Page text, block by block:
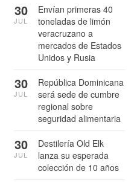
Envían primeras 40
toneladas de limón
veracruzano a
mercados de Estados
Unidos y Rusia
30
JUL
República Dominicana
será sede de cumbre
regional sobre
seguridad alimentaria
30
JUL
Destilería Old Elk
lanza su esperada
colección de 10 años
30
JUL